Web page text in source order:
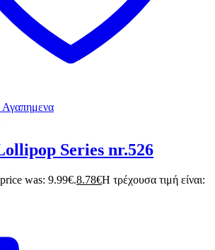
Series nr.526
was: 9.99€.8.78€Η τρέχουσα τιμή είναι: